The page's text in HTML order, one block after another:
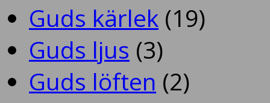
Guds kärlek (19)
Guds ljus (3)
Guds löften (2)